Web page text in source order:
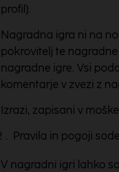
profil).
Nagradna igra ni na
pokrovitelj te
nagradne igre. Vsi
komentarje v zvezi z
Izrazi, zapisani v
Pravila in pogoji
V nagradni igri lahko